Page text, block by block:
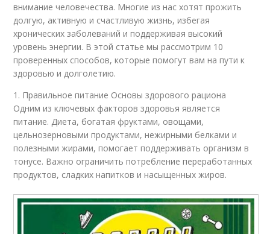
внимание человечества. Многие из нас хотят прожить
долгую, активную и счастливую жизнь, избегая
хронических заболеваний и поддерживая высокий
уровень энергии. В этой статье мы рассмотрим 10
проверенных способов, которые помогут вам на пути к
здоровью и долголетию.
1. Правильное питание Основы здорового рациона
Одним из ключевых факторов здоровья является
питание. Диета, богатая фруктами, овощами,
цельнозерновыми продуктами, нежирными белками и
полезными жирами, помогает поддерживать организм в
тонусе. Важно ограничить потребление переработанных
продуктов, сладких напитков и насыщенных жиров.